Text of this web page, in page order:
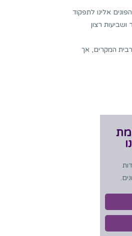
אלינו לתפקוד
ושביעות רצון
המקרים, אך